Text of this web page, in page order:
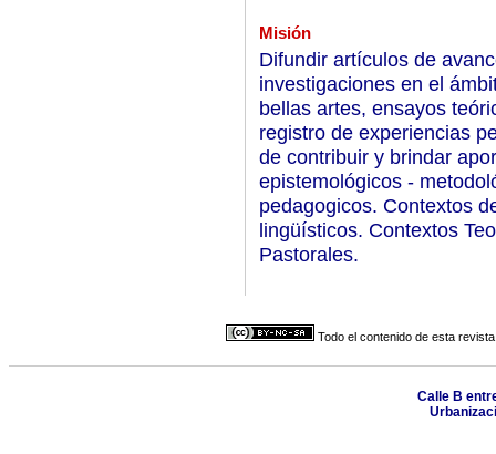
Misión
Difundir artículos de
investigaciones en el
bellas artes, ensayos
registro de experiencias
de contribuir y brindar
epistemológicos -
pedagogicos. Contextos
lingüísticos. Contextos
Pastorales.
Todo el contenido de esta
Calle B